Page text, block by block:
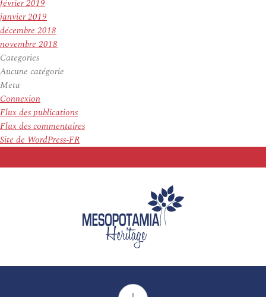
février 2019
janvier 2019
décembre 2018
novembre 2018
Categories
Aucune catégorie
Meta
Connexion
Flux des publications
Flux des commentaires
Site de WordPress-FR